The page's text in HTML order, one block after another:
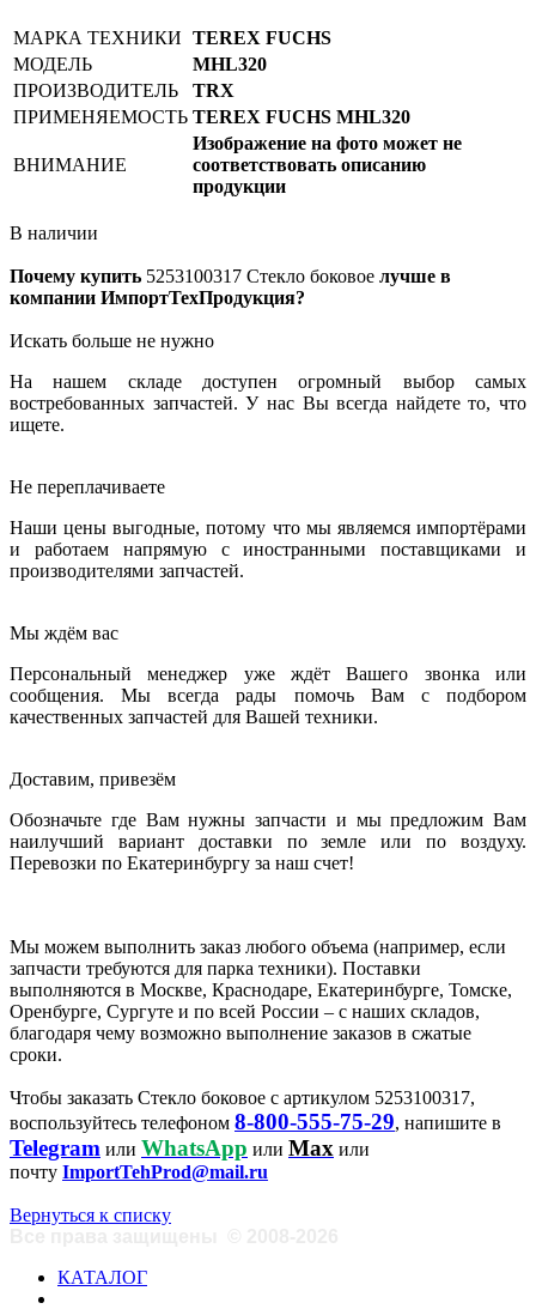
МАРКА ТЕХНИКИ TEREX FUCHS
МОДЕЛЬ
MHL320
ПРОИЗВОДИТЕЛЬ
TRX
ПРИМЕНЯЕМОСТЬ TEREX FUCHS MHL320
ВНИМАНИЕ
Изображение на фото может не
соответствовать описанию
продукции
В наличии
Почему купить 5253100317 Стекло боковое лучше в
компании ИмпортТехПродукция?
Искать больше не нужно
На нашем складе доступен огромный выбор самых
востребованных запчастей. У нас Вы всегда найдете то, что
ищете.
Не переплачиваете
Наши цены выгодные, потому что мы являемся импортёрами
и работаем напрямую с иностранными поставщиками и
производителями запчастей.
Мы ждём вас
Персональный менеджер уже ждёт Вашего звонка или
сообщения. Мы всегда рады помочь Вам с подбором
качественных запчастей для Вашей техники.
Доставим, привезём
Обозначьте где Вам нужны запчасти и мы предложим Вам
наилучший вариант доставки по земле или по воздуху.
Перевозки по Екатеринбургу за наш счет!
Мы можем выполнить заказ любого объема (например, если
запчасти требуются для парка техники). Поставки
выполняются в Москве, Краснодаре, Екатеринбурге, Томске,
Оренбурге, Сургуте и по всей России – с наших складов,
благодаря чему возможно выполнение заказов в сжатые
сроки.
Чтобы заказать Стекло боковое с артикулом 5253100317,
воспользуйтесь телефоном 8-800-555-75-29, напишите в
Telegram или WhatsApp или Max или
почту ImportTehProd@mail.ru
Вернуться к списку
КАТАЛОГ